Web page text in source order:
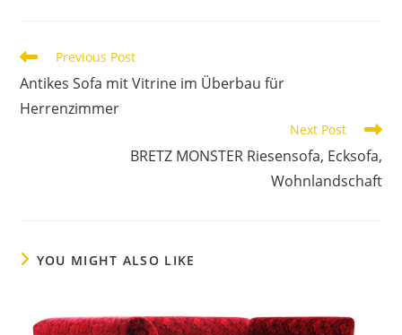
Previous Post
Antikes Sofa mit Vitrine im Überbau für
Herrenzimmer
Next Post
BRETZ MONSTER Riesensofa, Ecksofa,
Wohnlandschaft
YOU MIGHT ALSO LIKE